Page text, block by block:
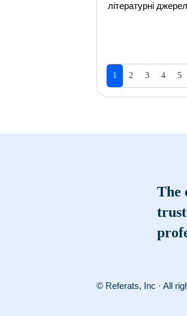
літературні
1 2 3 4 5
The
© Referats, Inc · All